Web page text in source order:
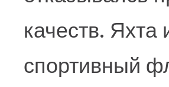
качеств. Яхта
спортивный